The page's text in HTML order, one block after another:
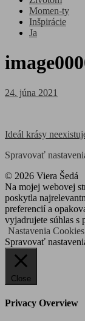
Momen-ty
Inšpirácie
Ja
Posted
24. júna 2021
Navigácia
v
článku
Ideál krásy
Spravovať
© 2026 Viera Šedá
Na mojej webovej
poskytla
preferencií a
vyjadrujete súhlas
Nastavenia Cookies
Spravovať
Close
Privacy Overview